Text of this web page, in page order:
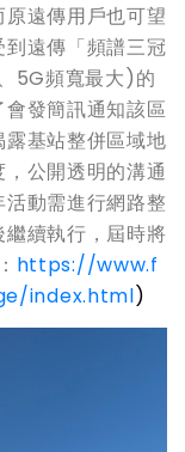
遠傳用戶也可望
遠傳「頻譜三冠
5G頻寬最大)的
發簡訊通知該區
露基站整併區域地
公開透明的溝通
動需進行網路整
續執行，屆時將
https://www.f
index.html)